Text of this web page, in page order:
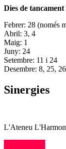
Dies de
Febrer: 28 (només
Abril: 3, 4
Maig: 1
Juny: 24
Setembre: 11 i 24
Desembre: 8, 25, 26
Sinergies
L'Ateneu